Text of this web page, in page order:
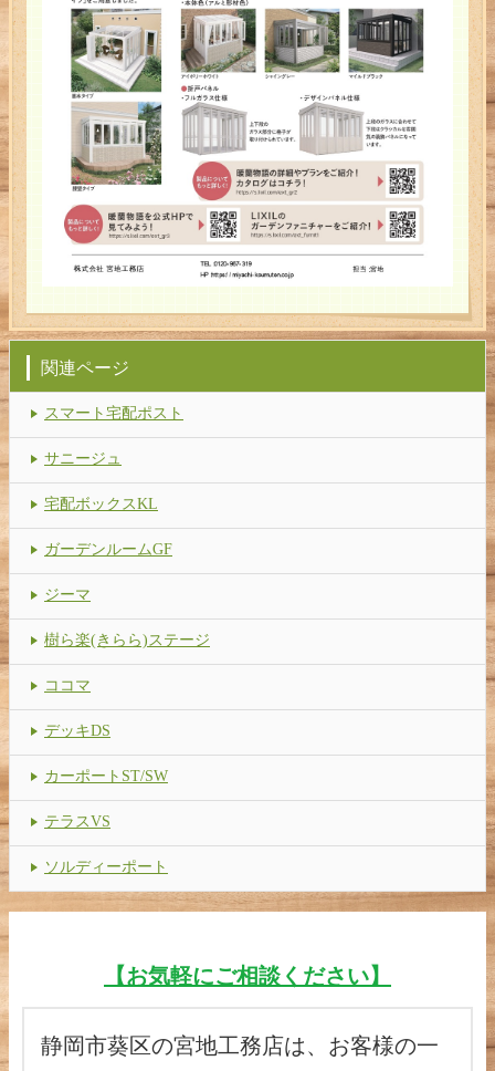
関連ページ
スマート宅配ポスト
サニージュ
宅配ボックスKL
ガーデンルームGF
ジーマ
樹ら楽(きらら)ステージ
ココマ
デッキDS
カーポートST/SW
テラスVS
ソルディーポート
【お気軽にご相談ください】
静岡市葵区の宮地工務店は、お客様の一